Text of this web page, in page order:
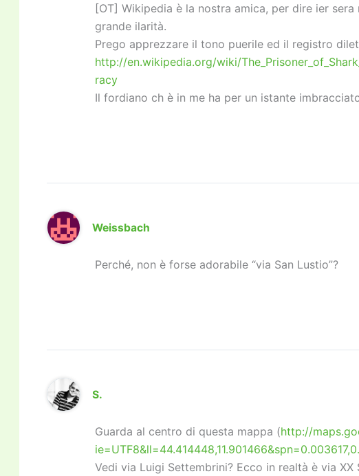
[OT] Wikipedia è la nostra amica, per dire ier
grande ilarità.
Prego apprezzare il tono puerile ed il registro
http://en.wikipedia.org/wiki/
racy
Il fordiano ch è in me ha per un istante
Weissbach
Perché, non è forse adorabile “via San Lustio”?
S.
Guarda al centro di questa mappa (http://
Vedi via Luigi Settembrini? Ecco in realtà è via